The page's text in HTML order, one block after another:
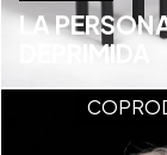
LA
DEPRIMIDA